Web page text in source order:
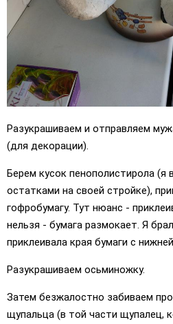
Разукрашиваем и отправляем
(для декорации).
Берем кусок пенополистирола (я
остатками на своей стройке),
гофробумагу. Тут нюанс -
нельзя - бумага размокает. Я
приклеивала края бумаги с
Разукрашиваем осьминожку.
Затем безжалостно забиваем
щупальца (в той части щупалец,